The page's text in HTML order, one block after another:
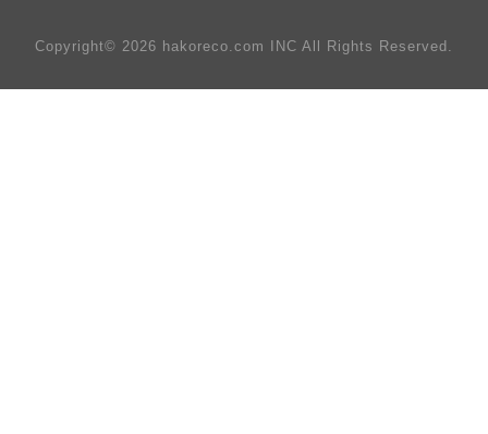
Copyright© 2026 hakoreco.com INC All Rights Reserved.